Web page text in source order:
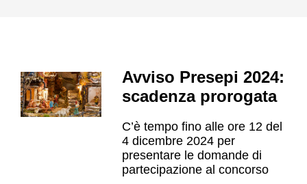
Avviso Presepi 2024:
scadenza prorogata
C’è tempo fino alle ore 12 del
4 dicembre 2024 per
presentare le domande di
partecipazione al concorso